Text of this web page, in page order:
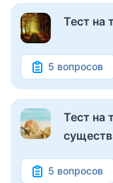
Тест на
5 вопросов
Тест на
5 вопросов